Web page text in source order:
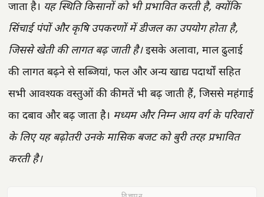
जाता है। यह स्थिति किसानों को भी प्रभावित करती है, क्योंकि
सिंचाई पंपों और कृषि उपकरणों में डीजल का उपयोग होता है,
जिससे खेती की लागत बढ़ जाती है।इसके अलावा, माल ढुलाई
की लागत बढ़ने से सब्जियां, फल और अन्य खाद्य पदार्थों सहित
सभी आवश्यक वस्तुओं की कीमतें भी बढ़ जाती हैं, जिससे महंगाई
का दबाव और बढ़ जाता है। मध्यम और निम्न आय वर्ग के परिवारों
के लिए यह बढ़ोतरी उनके मासिक बजट को बुरी तरह प्रभावित
करती है।